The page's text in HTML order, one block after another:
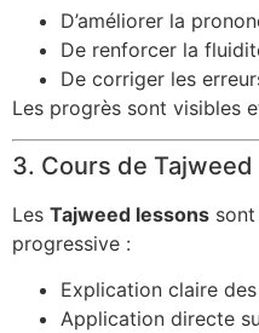
D’améliorer la
De renforcer la
De corriger les
Les progrès sont visibles
3. Cours de
Les Tajweed lessons
progressive :
Explication claire
Application directe